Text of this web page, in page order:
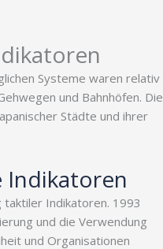
Systeme waren relativ
und Bahnhöfen. Die
Städte und ihrer
Indikatoren
Indikatoren. 1993
und die Verwendung
und Organisationen